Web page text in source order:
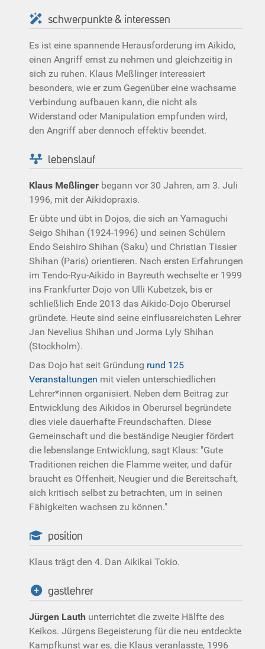
schwerpunkte & interessen
Es ist eine spannende Herausforderung im Aikido,
einen Angriff ernst zu nehmen und gleichzeitig in
sich zu ruhen. Klaus Meßlinger interessiert
besonders, wie er zum Gegenüber eine wachsame
Verbindung aufbauen kann, die nicht als
Widerstand oder Manipulation empfunden wird,
den Angriff aber dennoch effektiv beendet.
lebenslauf
Klaus Meßlinger begann vor 30 Jahren, am 3. Juli
1996, mit der Aikidopraxis.
Er übte und übt in Dojos, die sich an Yamaguchi
Seigo Shihan (1924-1996) und seinen Schülern
Endo Seishiro Shihan (Saku) und Christian Tissier
Shihan (Paris) orientieren. Nach ersten Erfahrungen
im Tendo-Ryu-Aikido in Bayreuth wechselte er 1999
ins Frankfurter Dojo von Ulli Kubetzek, bis er
schließlich Ende 2013 das Aikido-Dojo Oberursel
gründete. Heute sind seine einflussreichsten Lehrer
Jan Nevelius Shihan und Jorma Lyly Shihan
(Stockholm).
Das Dojo hat seit Gründung rund 125
Veranstaltungen mit vielen unterschiedlichen
Lehrer*innen organisiert. Neben dem Beitrag zur
Entwicklung des Aikidos in Oberursel begründete
dies viele dauerhafte Freundschaften. Diese
Gemeinschaft und die beständige Neugier fördert
die lebenslange Entwicklung, sagt Klaus: "Gute
Traditionen reichen die Flamme weiter, und dafür
braucht es Offenheit, Neugier und die Bereitschaft,
sich kritisch selbst zu betrachten, um in seinen
Fähigkeiten wachsen zu können."
position
Klaus trägt den 4. Dan Aikikai Tokio.
gastlehrer
Jürgen Lauth unterrichtet die zweite Hälfte des
Keikos. Jürgens Begeisterung für die neu entdeckte
Kampfkunst war es, die Klaus veranlasste, 1996